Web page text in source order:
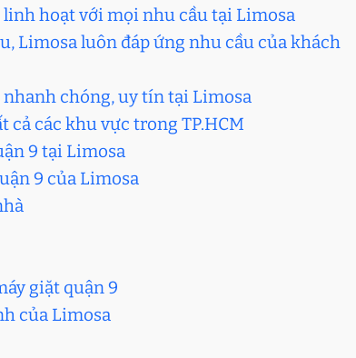
linh hoạt với mọi nhu cầu tại Limosa
Limosa luôn đáp ứng nhu cầu của khách
chóng, uy tín tại Limosa
cả các khu vực trong TP.HCM
9 tại Limosa
9 của Limosa
giặt quận 9
của Limosa